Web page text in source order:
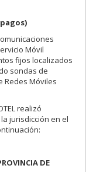
Móvil
fijos localizados
sondas de
Redes Móviles
realizó
jurisdicción en el
DE